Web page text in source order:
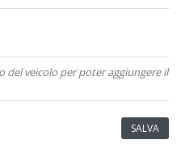
del veicolo per poter aggiungere il
SALVA